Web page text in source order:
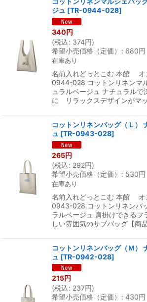
ジュ [TR-0944-028]
340円
(税込: 374円)
希望小売価格（定価）
: 680円
在庫あり
名前入れどっとこむ 本館 オ
0944-028 コットンリネンマ
ュラルベージュ ナチュラルで
に リラックスデザインがマ
コットンリネンバッグ（Ｌ）
ュ [TR-0943-028]
265円
(税込: 292円)
希望小売価格（定価）
: 530円
在庫あり
名前入れどっとこむ 本館 オ
0943-028 コットンリネンバ
ラルベージュ 肩掛けできる
しい雰囲気のサブバッグ【商
コットンリネンバッグ（Ｍ）
ュ [TR-0942-028]
215円
(税込: 237円)
希望小売価格（定価）
: 430円